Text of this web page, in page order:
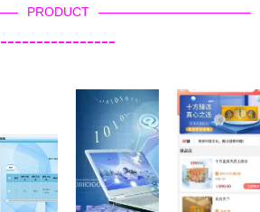
PRODUCT
----------------